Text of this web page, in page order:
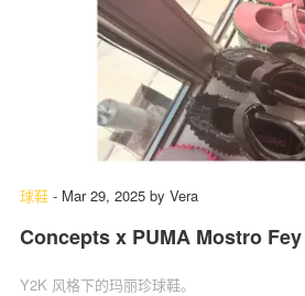
球鞋 - Mar 29, 2025 by Vera
Concepts x PUMA Mostro Fey
Y2K 风格下的玛丽珍球鞋。